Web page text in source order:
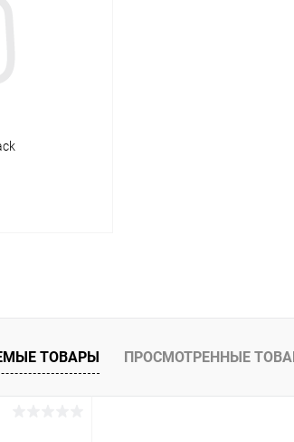
заказ
ТОВАРЫ ПРОСМОТРЕННЫЕ